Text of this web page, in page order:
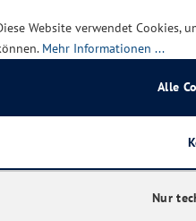
gelangen.
/ Augenschutz /
Website verwendet Cookies,
Mehr Informationen ...
Nur
Alle